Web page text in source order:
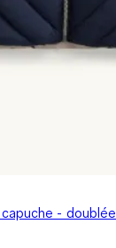
- doublée